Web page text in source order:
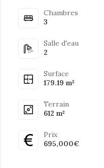
Chambres
3
Salle d'eau
2
Surface
179.19 m²
Terrain
612 m²
Prix
695,000€